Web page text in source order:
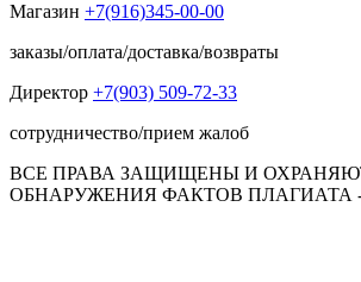
Магазин +7(916)345-00-00
заказы/оплата/доставка/возвраты
Директор +7(903) 509-72-33
сотрудничество/прием жалоб
ВСЕ ПРАВА ЗАЩИЩЕНЫ И
ОБНАРУЖЕНИЯ ФАКТОВ ПЛАГИАТА -